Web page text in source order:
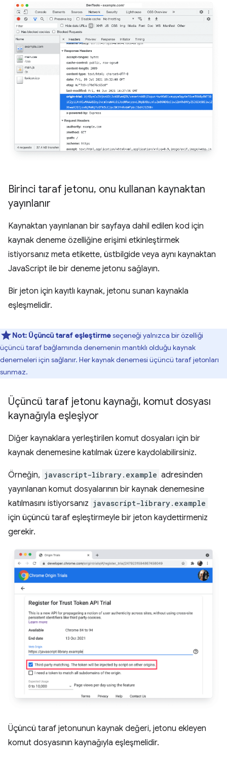
Birinci taraf jetonu, onu kullanan kaynaktan
yayınlanır
Kaynaktan yayınlanan bir sayfaya dahil edilen kod için
kaynak deneme özelliğine erişimi etkinleştirmek
istiyorsanız meta etikette, üstbilgide veya aynı kaynaktan
JavaScript ile bir deneme jetonu sağlayın.
Bir jeton için kayıtlı kaynak, jetonu sunan kaynakla
eşleşmelidir.
Not: Üçüncü taraf eşleştirmeseçeneği yalnızca bir özelliği
üçüncü taraf bağlamında denemenin mantıklı olduğu kaynak
denemeleri için sağlanır. Her kaynak denemesi üçüncü taraf jetonları
sunmaz.
Üçüncü taraf jetonu kaynağı, komut dosyası
kaynağıyla eşleşiyor
Diğer kaynaklara yerleştirilen komut dosyaları için bir
kaynak denemesine katılmak üzere kaydolabilirsiniz.
Örneğin, javascript-library.example adresinden
yayınlanan komut dosyalarının bir kaynak denemesine
katılmasını istiyorsanız javascript-library.example
için üçüncü taraf eşleştirmeyle bir jeton kaydettirmeniz
gerekir.
Üçüncü taraf jetonunun kaynak değeri, jetonu ekleyen
komut dosyasının kaynağıyla eşleşmelidir.